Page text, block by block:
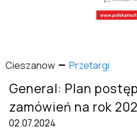
Cieszanow Przetargi
General: Plan
zamówień na rok
02.07.2024